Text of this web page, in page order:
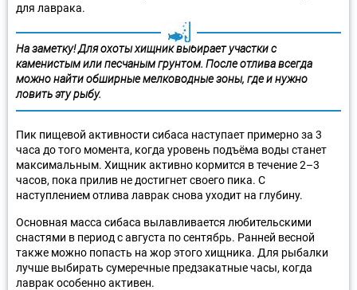
для лаврака.
На заметку! Для охоты хищник выбирает участки с
каменистым или песчаным грунтом. После отлива всегда
можно найти обширные мелководные зоны, где и нужно
ловить эту рыбу.
Пик пищевой активности сибаса наступает примерно за 3
часа до того момента, когда уровень подъёма воды станет
максимальным. Хищник активно кормится в течение 2–3
часов, пока прилив не достигнет своего пика. С
наступлением отлива лаврак снова уходит на глубину.
Основная масса сибаса вылавливается любительскими
снастями в период с августа по сентябрь. Ранней весной
также можно попасть на жор этого хищника. Для рыбалки
лучше выбирать сумеречные предзакатные часы, когда
лаврак особенно активен.